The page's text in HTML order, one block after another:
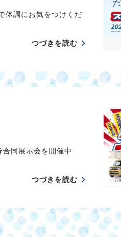
体調にお気をつけくだ
つづきを読む
同展示会を開催中
つづきを読む